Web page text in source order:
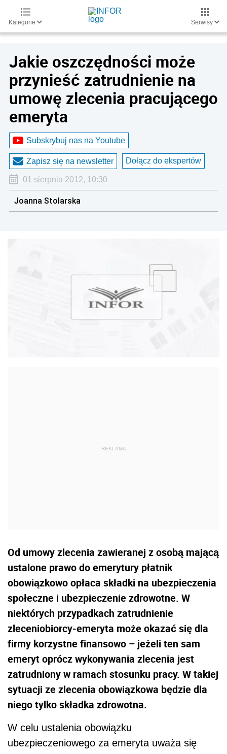
Kategorie Serwisy
Jakie oszczędności może
przynieść zatrudnienie na
umowę zlecenia pracującego
emeryta
Subskrybuj nas na Youtube
Zapisz się na newsletter Dołącz do ekspertów
01 sierpnia 2012, 10:30
Joanna Stolarska
Od umowy zlecenia zawieranej z osobą mającą
ustalone prawo do emerytury płatnik
obowiązkowo opłaca składki na ubezpieczenia
społeczne i ubezpieczenie zdrowotne. W
niektórych przypadkach zatrudnienie
zleceniobiorcy-emeryta może okazać się dla
firmy korzystne finansowo – jeżeli ten sam
emeryt oprócz wykonywania zlecenia jest
zatrudniony w ramach stosunku pracy. W takiej
sytuacji ze zlecenia obowiązkowa będzie dla
niego tylko składka zdrowotna.
W celu ustalenia obowiązku
ubezpieczeniowego za emeryta uważa się